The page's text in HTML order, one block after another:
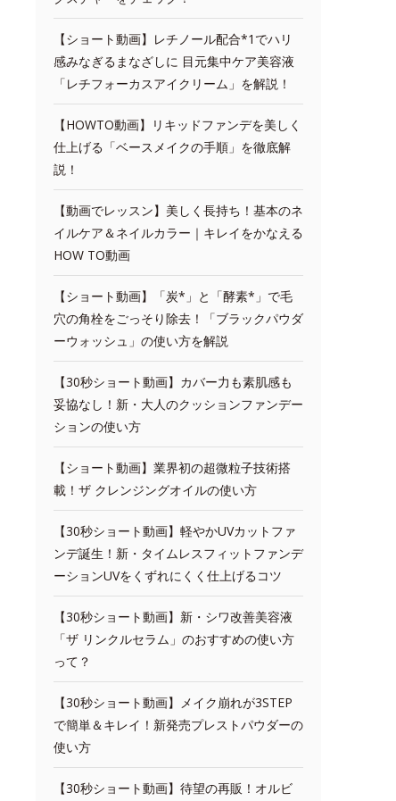
【ショート動画】レチノール配合*1でハリ
感みなぎるまなざしに 目元集中ケア美容液
「レチフォーカスアイクリーム」を解説！
【HOWTO動画】リキッドファンデを美しく
仕上げる「ベースメイクの手順」を徹底解
説！
【動画でレッスン】美しく長持ち！基本のネ
イルケア＆ネイルカラー｜キレイをかなえる
HOW TO動画
【ショート動画】「炭*」と「酵素*」で毛
穴の角栓をごっそり除去！「ブラックパウダ
ーウォッシュ」の使い方を解説
【30秒ショート動画】カバー力も素肌感も
妥協なし！新・大人のクッションファンデー
ションの使い方
【ショート動画】業界初の超微粒子技術搭
載！ザ クレンジングオイルの使い方
【30秒ショート動画】軽やかUVカットファ
ンデ誕生！新・タイムレスフィットファンデ
ーションUVをくずれにくく仕上げるコツ
【30秒ショート動画】新・シワ改善美容液
「ザ リンクルセラム」のおすすめの使い方
って？
【30秒ショート動画】メイク崩れが3STEP
で簡単＆キレイ！新発売プレストパウダーの
使い方
【30秒ショート動画】待望の再販！オルビ